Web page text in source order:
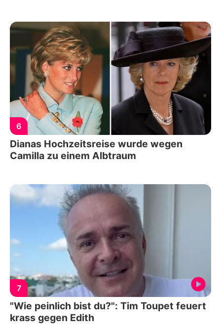
6
Dianas Hochzeitsreise wurde wegen
Camilla zu einem Albtraum
7
"Wie peinlich bist du?": Tim Toupet feuert
krass gegen Edith